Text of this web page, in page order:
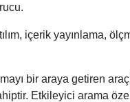
içerik yayınlama,
bir araya getiren
Etkileyici arama